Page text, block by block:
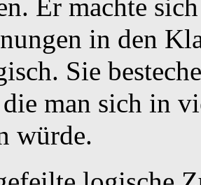
Er machte
in den
Sie
man sich in
würde.